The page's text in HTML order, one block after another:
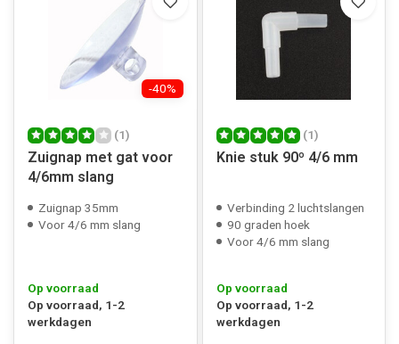
-40%
(1)
Zuignap met gat voor
4/6mm slang
Zuignap 35mm
Voor 4/6 mm slang
Op voorraad
Op voorraad, 1-2
werkdagen
(1)
Knie stuk 90º 4/6 mm
Verbinding 2 luchtslangen
90 graden hoek
Voor 4/6 mm slang
Op voorraad
Op voorraad, 1-2
werkdagen